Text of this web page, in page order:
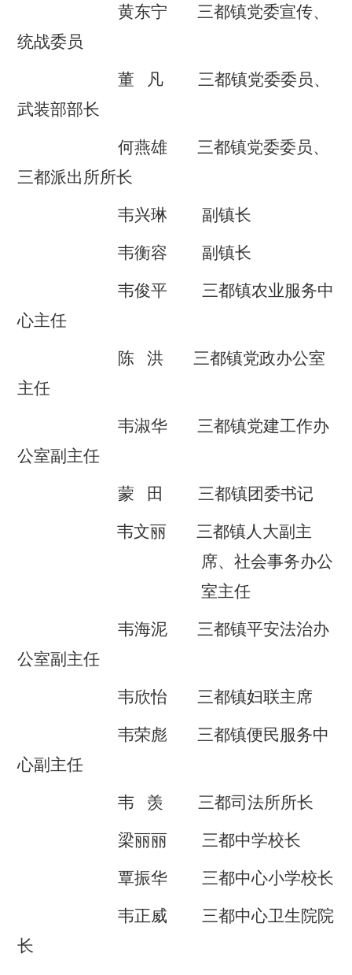
黄东宁 三都镇党委宣传、
统战委员
董
凡 三都镇党委委员、
武装部部长
何燕雄
三都镇党委委员、
三都派出所所长
韦兴琳
副镇长
韦衡容
副镇长
韦俊平
三都镇农业服务中
心主任
陈
洪 三都镇党政办公室
主任
韦淑华
三都镇党建工作办
公室副主任
蒙
田 三都镇团委书记
韦文丽
三都镇人大副主
席、 社会事务办公
室主任
韦海泥
三都镇平安法治办
公室副主任
韦欣怡
三都镇妇联主席
韦荣彪
三都镇便民服务中
心副主任
韦
羡
三都司法所所长
梁丽丽
三都中学校长
覃振华
三都中心小学校长
韦正威
三都中心卫生院院
长